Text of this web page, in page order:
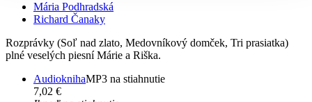
Mária Podhradská
Richard Čanaky
Rozprávky (Soľ nad zlato, Medovníkový domček, Tri prasiatka)
plné veselých piesní Márie a Riška.
AudioknihaMP3 na stiahnutie
7,02 €